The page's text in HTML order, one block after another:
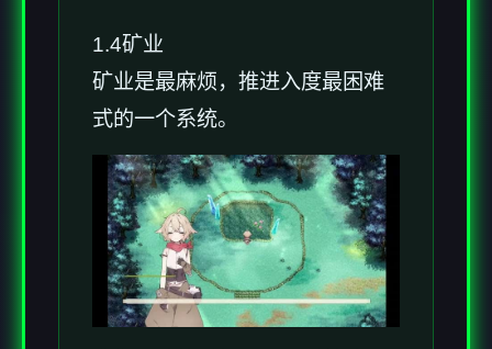
1.4矿业
矿业是最麻烦，推进入度最困难
式的一个系统。